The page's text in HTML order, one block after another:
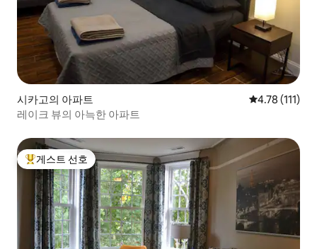
시카고의 아파트 평점 4.78점(5
4.78 (111)
레이크 뷰의 아늑한 아파트
상위 게스트 선호
게스트 선호